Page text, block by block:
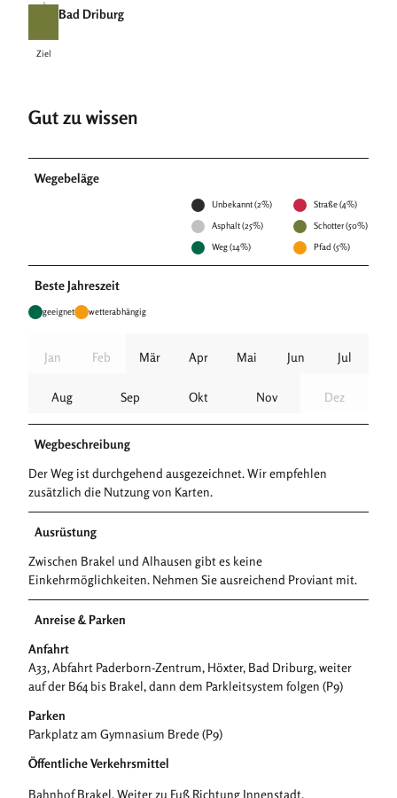
Ziel
Bad Driburg
Gut zu wissen
Wegebeläge
Unbekannt (2%) Straße (4%)
Asphalt (25%) Schotter (50%)
Weg (14%) Pfad (5%)
Beste Jahreszeit
geeignet wetterabhängig
Jan Feb Mär Apr Mai Jun Jul
Aug Sep Okt Nov Dez
Wegbeschreibung
Der Weg ist durchgehend ausgezeichnet. Wir empfehlen
zusätzlich die Nutzung von Karten.
Ausrüstung
Zwischen Brakel und Alhausen gibt es keine
Einkehrmöglichkeiten. Nehmen Sie ausreichend Proviant mit.
Anreise & Parken
Anfahrt
A33, Abfahrt Paderborn-Zentrum, Höxter, Bad Driburg, weiter
auf der B64 bis Brakel, dann dem Parkleitsystem folgen (P9)
Parken
Parkplatz am Gymnasium Brede (P9)
Öffentliche Verkehrsmittel
Bahnhof Brakel. Weiter zu Fuß Richtung Innenstadt.